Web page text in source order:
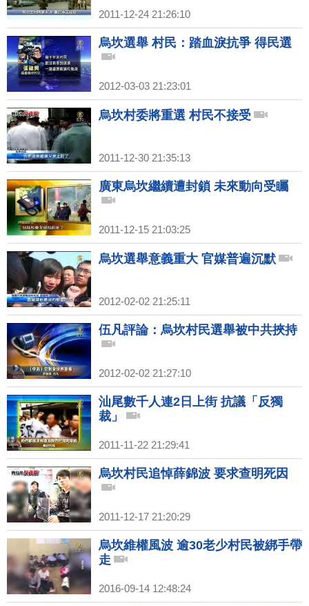
2011-12-24 21:26:10
烏坎選舉 村民：踏血淚抗爭 得民選
2012-03-03 21:23:01
烏坎村委將重選 村民不接受
2011-12-30 21:35:13
廣東烏坎繼續遭封鎖 未來動向受矚
2011-12-15 21:03:25
烏坎選舉意義重大 官媒普遍沉默
2012-02-02 21:25:11
伍凡評論：烏坎村民選舉被中共挾持
2012-02-02 21:27:10
汕尾數千人連2日上街 抗議「反獨
裁」
2011-11-22 21:29:41
烏坎村民追悼薛錦波 要求查明死因
2011-12-17 21:20:29
烏坎維權風波 逾30老少村民被綁手帶
走
2016-09-14 12:48:24